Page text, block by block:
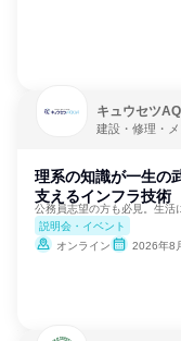
キュウセツ
建設・修理・
理系の知識が一生の
支えるインフラ技術
公務員志望の方も必見。生活
説明会・イベント
オンライン
2026年8